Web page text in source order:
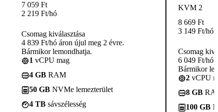
7 059 Ft
2 219 Ft/hó
Csomag kiválasztása
4 839 Ft/hó áron újul meg 2 évre.
Bármikor lemondhatja.
1 vCPU mag
4 GB RAM
50 GB NVMe lemezterület
4 TB sávszélesség
KVM 2
8 669 Ft
3 149 Ft/hó
Csomag
6 049 Ft/hó
Bármikor
2 vCPU
8 GB
100 GB